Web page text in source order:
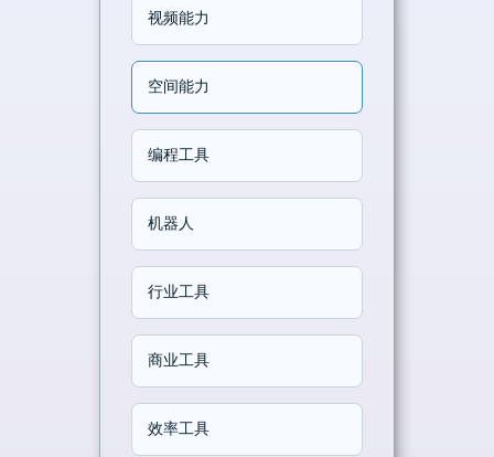
视频能力
空间能力
编程工具
机器人
行业工具
商业工具
效率工具